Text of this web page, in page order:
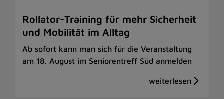
Rollator-Training für mehr Sicherheit
und Mobilität im Alltag
Ab sofort kann man sich für die Veranstaltung
am 18. August im Seniorentreff Süd anmelden